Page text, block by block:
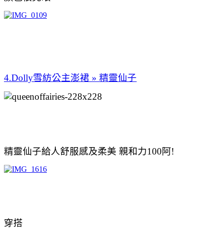
4.Dolly雪紡公主澎裙 » 精靈仙子
精靈仙子給人舒服感及柔美 親和力100阿!
穿搭